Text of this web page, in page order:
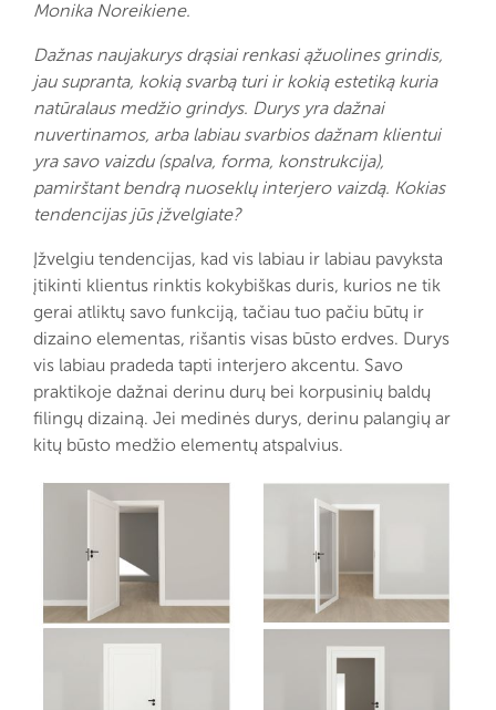
Monika Noreikiene.
Dažnas naujakurys drąsiai renkasi ąžuolines grindis,
jau supranta, kokią svarbą turi ir kokią estetiką kuria
natūralaus medžio grindys. Durys yra dažnai
nuvertinamos, arba labiau svarbios dažnam klientui
yra savo vaizdu (spalva, forma, konstrukcija),
pamirštant bendrą nuoseklų interjero vaizdą. Kokias
tendencijas jūs įžvelgiate?
Įžvelgiu tendencijas, kad vis labiau ir labiau pavyksta
įtikinti klientus rinktis kokybiškas duris, kurios ne tik
gerai atliktų savo funkciją, tačiau tuo pačiu būtų ir
dizaino elementas, rišantis visas būsto erdves. Durys
vis labiau pradeda tapti interjero akcentu. Savo
praktikoje dažnai derinu durų bei korpusinių baldų
filingų dizainą. Jei medinės durys, derinu palangių ar
kitų būsto medžio elementų atspalvius.